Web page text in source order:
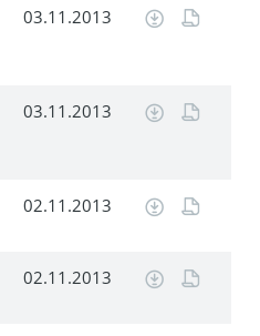
03.11.2013
03.11.2013
02.11.2013
02.11.2013